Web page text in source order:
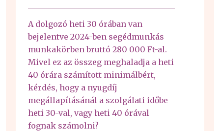
A dolgozó heti 30 órában van
bejelentve 2024-ben segédmunkás
munkakörben bruttó 280 000 Ft-al.
Mivel ez az összeg meghaladja a heti
40 órára számított minimálbért,
kérdés, hogy a nyugdíj
megállapításánál a szolgálati időbe
heti 30-val, vagy heti 40 órával
fognak számolni?